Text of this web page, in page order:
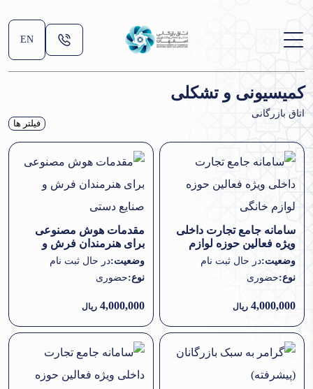
EN
کمیسیونی و تشکلی
اتاق بازرگانی
فیلتر ها
سامانه جامع تجارت داخلی
ویژه فعالین حوزه لوازم
خانگی
وضعیت:در حال ثبت نام
نوع:حضوری
4,000,000 ریال
مقدمات هوش مصنوعی
برای هنرمندان فرش و
صنایع دستی
وضعیت:در حال ثبت نام
نوع:حضوری
4,000,000 ریال